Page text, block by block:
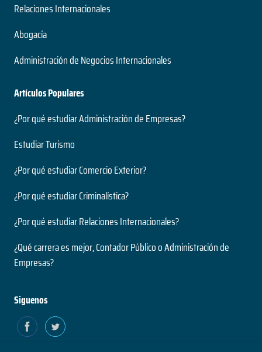
Relaciones Internacionales
Abogacía
Administración de Negocios Internacionales
Artículos Populares
¿Por qué estudiar Administración de Empresas?
Estudiar Turismo
¿Por qué estudiar Comercio Exterior?
¿Por qué estudiar Criminalística?
¿Por qué estudiar Relaciones Internacionales?
¿Qué carrera es mejor, Contador Público o Administración de
Empresas?
Siguenos